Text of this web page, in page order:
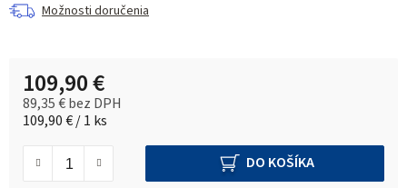
Možnosti doručenia
109,90 €
89,35 € bez DPH
Jednotková cena:
109,90 € / 1 ks
DO KOŠÍKA